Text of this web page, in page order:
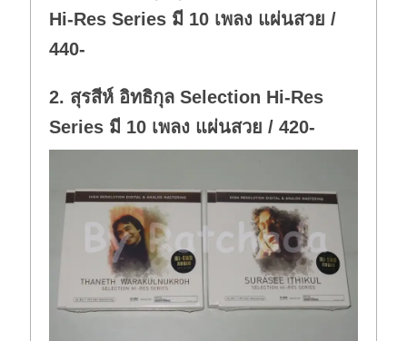
Hi-Res Series มี 10 เพลง แผ่นสวย /
440-
2. สุรสีห์ อิทธิกุล Selection Hi-Res
Series มี 10 เพลง แผ่นสวย / 420-